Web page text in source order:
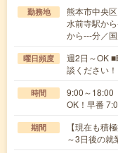
勤務地
熊本市中央区
水前寺駅か
から---分／
曜日頻度
週2日～OK
談ください！
時間
9:00～18:00
OK！早番
期間
【現在も積
～3日後の就